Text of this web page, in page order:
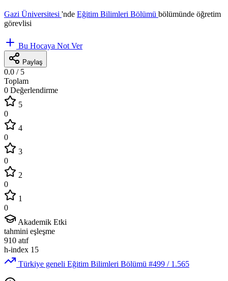
Gazi Üniversitesi 'nde Eğitim Bilimleri Bölümü bölümünde öğretim
görevlisi
Bu Hocaya Not Ver
Paylaş
0.0 / 5
Toplam
0 Değerlendirme
5
0
4
0
3
0
2
0
1
0
Akademik Etki
tahmini eşleşme
910 atıf
h-index 15
Türkiye geneli Eğitim Bilimleri Bölümü #499 / 1.565